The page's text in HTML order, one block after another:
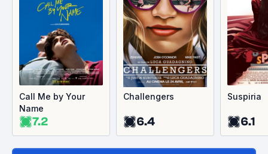
Call Me by Your
Name
7.2
Challengers
6.4
Suspiria
6.1